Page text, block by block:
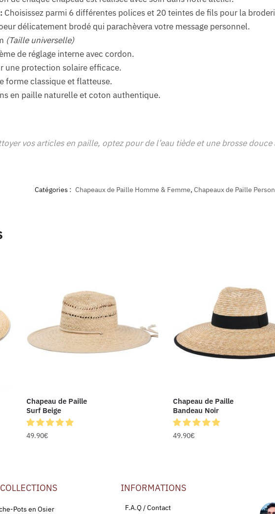
Choisissez parmi 6 différentes polices et 20 teintes de fils pour la
délicatement brodé qui parachèvera votre message personnel.
(Taille universelle)
de réglage interne avec cordon.
une protection solaire efficace.
forme classique et flatteuse.
en paille naturelle et coton authentique.
vos articles en paille, optez pour de l’eau tiède et une brosse
Catégories : Chapeaux de Paille Homme & Femme, Chapeaux de Paille
Chapeau de Paille
Surf Beige
49.90€
Chapeau de Paille
Bandeau Noir
49.90€
Pots en Osier
INFORMATIONS
F.A.Q / Contact